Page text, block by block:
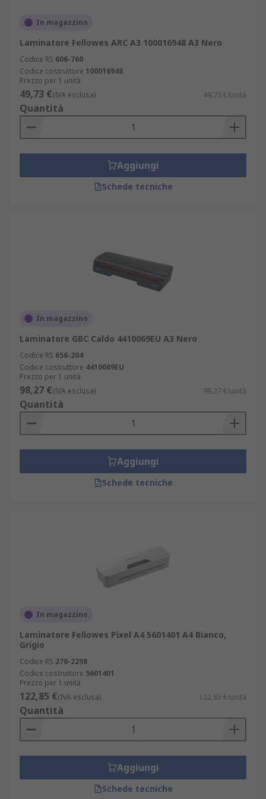
parte della nostra serie RS Essentials. La
soddisfazione del cliente è di importanza
fondamentale per noi e per questo assicuriamo la
consegna degli ordini nel più breve tempo
possibile.
In magazzino
Laminatore Fellowes ARC A3 100016948 A3 Nero
Codice RS 606-760
Codice costruttore 100016948
Prezzo per 1 unità
49,73 €(IVA esclusa) 49,73 €/unità
Quantità
Aggiungi
Schede tecniche
In magazzino
Laminatore GBC Caldo 4410069EU A3 Nero
Codice RS 656-204
Codice costruttore 4410069EU
Prezzo per 1 unità
98,27 €(IVA esclusa) 98,27 €/unità
Quantità
Aggiungi
Schede tecniche
In magazzino
Laminatore Fellowes Pixel A4 5601401 A4 Bianco,
Grigio
Codice RS 270-2298
Codice costruttore 5601401
Prezzo per 1 unità
122,85 €(IVA esclusa) 122,85 €/unità
Quantità
Aggiungi
Schede tecniche